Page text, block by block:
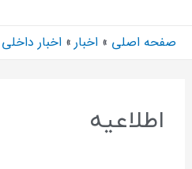
صفحه اصلی اخبار اخبار
اطلاعیه